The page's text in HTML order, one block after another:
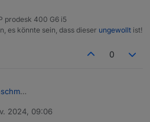
Fände ein Treffen Vorort
besser.
prodesk 400 G6 i5
es könnte sein, dass dieser ungewollt ist!
0
Neuthardt?
2024, 09:06